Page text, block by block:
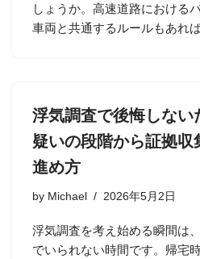
しょうか。高速道路における
車両と共通するルールもあれ
浮気調査で後悔しない
疑いの段階から証拠収
進め方
by Michael 2026年5月2日
浮気調査を考え始める瞬間は
でいられない時間です。帰宅